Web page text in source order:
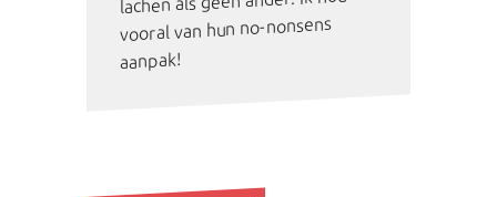
vooral van hun no-nonsens
aanpak!